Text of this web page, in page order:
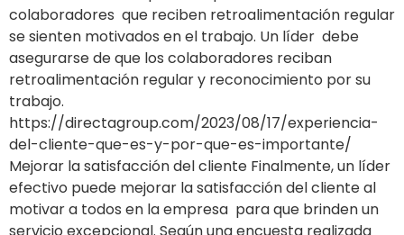
colaboradores que reciben retroalimentación regular
se sienten motivados en el trabajo. Un líder debe
asegurarse de que los colaboradores reciban
retroalimentación regular y reconocimiento por su
trabajo.
https://directagroup.com/2023/08/17/experiencia-
del-cliente-que-es-y-por-que-es-importante/
Mejorar la satisfacción del cliente Finalmente, un líder
efectivo puede mejorar la satisfacción del cliente al
motivar a todos en la empresa para que brinden un